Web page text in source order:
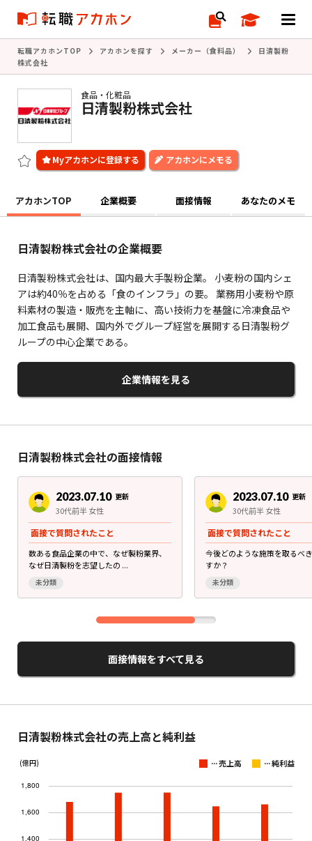
転職アカホンTOP アカホンを探す メーカー（食料品）
日清製粉
株式会社
食品・化粧品
日清製粉株式会社
アカホンにメモる
アカホンTOP 企業概要 面接情報 あなたのメモ
日清製粉株式会社の企業概要
日清製粉株式会社は、国内最大手製粉企業。 小麦粉の国内シェ
アは約40％を占める「食のインフラ」の要。 業務用小麦粉や原
料素材の製造・販売を主軸に、高い技術力を基盤に冷凍食品や
加工食品も展開、国内外でグループ経営を展開する日清製粉グ
ループの中心企業である。
企業情報を見る
日清製粉株式会社の面接情報
2023.07.10 更新
30代前半 女性
面接で質問されたこと
数ある食品企業の中で、なぜ製粉業界、
なぜ日清製粉を志望したの ...
未分類
2023.07.10 更新
30代前半 女性
面接で質問されたこと
今後どのような施策を取るべ
すか？
未分類
面接情報をすべて見る
日清製粉株式会社の売上高と純利益
(億円) ...売上高 ...純利益